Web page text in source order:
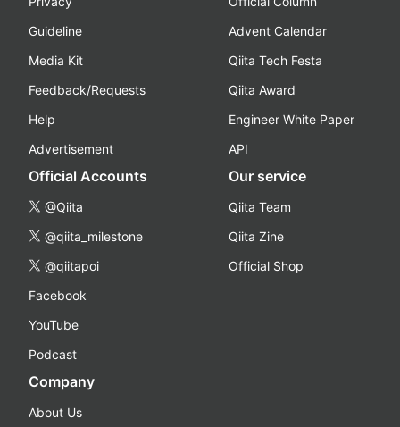
Guideline
Media Kit
Feedback/Requests
Help
Advertisement
Advent Calendar
Qiita Tech Festa
Qiita Award
Engineer White Paper
API
Official Accounts
@Qiita
@qiita_milestone
@qiitapoi
Facebook
YouTube
Podcast
Our service
Qiita Team
Qiita Zine
Official Shop
Company
About Us